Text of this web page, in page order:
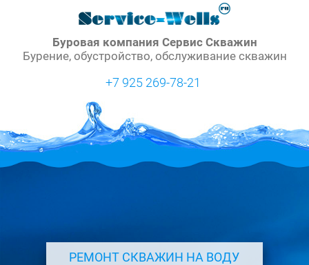
Буровая компания Сервис Скважин
Бурение, обустройство, обслуживание скважин
+7 925 269-78-21
РЕМОНТ СКВАЖИН НА ВОДУ